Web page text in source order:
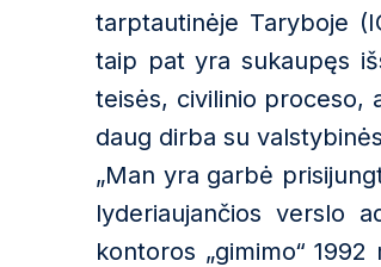
tarptautinėje Taryboje
taip pat yra sukaupęs
teisės, civilinio proceso,
daug dirba su
„Man yra garbė
lyderiaujančios verslo
kontoros „gimimo“